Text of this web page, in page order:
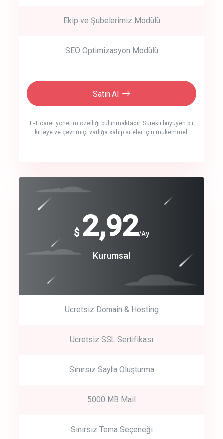
Ekip ve Şubelerimiz Modülü
SEO Optimizasyon Modülü
Satın Al
E-Ticaret yönetim özelliği bulunmaktadır. Sürekli büyüyen bir
kitleye ve çevrimiçi varlığa sahip siteler için mükemmel.
crm auto cync
track energy costs
Get Started
Start by trying our service for 30 days free trial no credit card
$ 2,92/Ay
Kurumsal
Ücretsiz Domain & Hosting
Ücretsiz SSL Sertifikası
Sınırsız Sayfa Oluşturma
5000 MB Mail
Sınırsız Tema Seçeneği
$
240
Coroprate